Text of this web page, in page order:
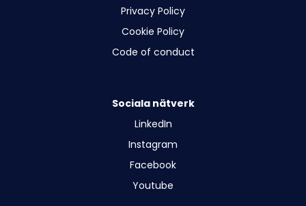
Privacy Policy
Cookie Policy
Code of conduct
Sociala nätverk
LinkedIn
Instagram
Facebook
Youtube